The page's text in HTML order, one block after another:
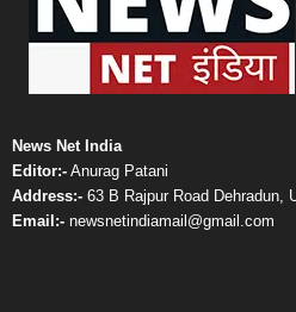
News Net India
Editor:- Anurag Patani
Address:- 63 B Rajpur Road Dehradun,
Email:- newsnetindiamail@gmail.com